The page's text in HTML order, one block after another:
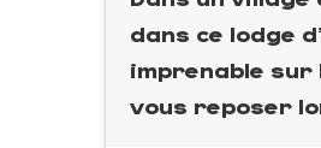
dans ce lodge
imprenable
vous reposer